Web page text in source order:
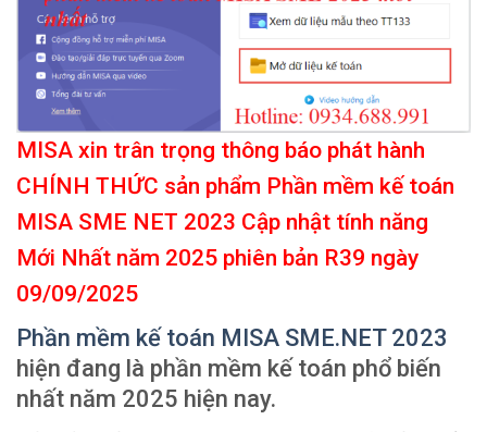
MISA xin trân trọng thông báo phát hành
CHÍNH THỨC sản phẩm Phần mềm kế toán
MISA SME NET 2023 Cập nhật tính năng
Mới Nhất năm 2025 phiên bản R39 ngày
09/09/2025
Phần mềm kế toán MISA SME.NET 2023
hiện đang là phần mềm kế toán phổ biến
nhất năm 2025 hiện nay.